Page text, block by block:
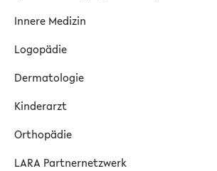
Innere Medizin
Logopädie
Dermatologie
Kinderarzt
Orthopädie
LARA Partnernetzwerk